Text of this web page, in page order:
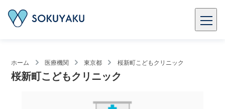
ホーム 医療機関 東京都 桜新町こどもクリニック
桜新町こどもクリニック